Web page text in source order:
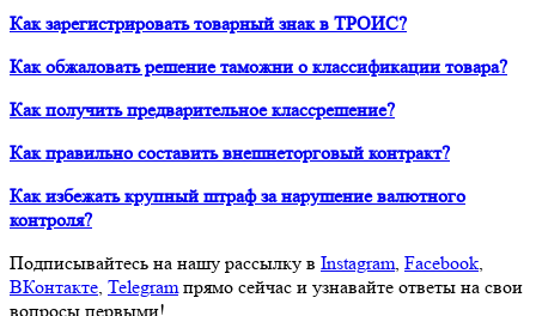
Как зарегистрировать товарный знак в ТРОИС?
Как обжаловать решение таможни о классификации товара?
Как получить предварительное классрешение?
Как правильно составить внешнеторговый контракт?
Как избежать крупный штраф за нарушение валютного
контроля?
Подписывайтесь на нашу рассылку в Instagram, Facebook,
ВКонтакте, Telegramпрямо сейчас и узнавайте ответы на свои
вопросы первыми!